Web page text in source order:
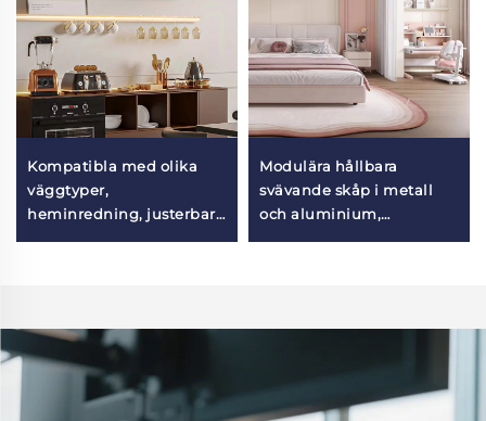
Kompatibla med olika
väggtyper,
heminredning, justerbara
Modulära hållbara
svävande skåp i metall
och aluminium,